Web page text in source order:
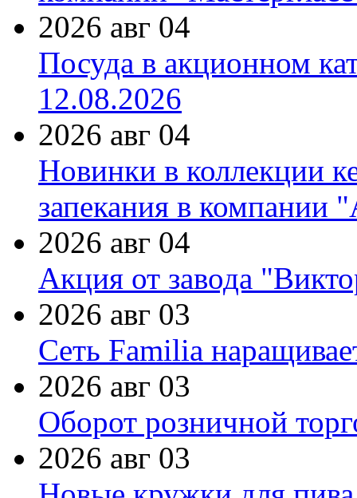
2026 авг 04
Посуда в акционном
12.08.2026
2026 авг 04
Новинки в коллекции
запекания в компании
2026 авг 04
Акция от завода
2026 авг 03
Сеть Familia
2026 авг 03
Оборот розничной
2026 авг 03